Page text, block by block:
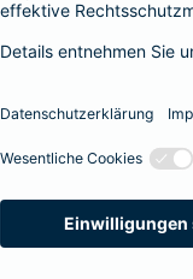
sich so vor
beim Verlust
oder bei einem